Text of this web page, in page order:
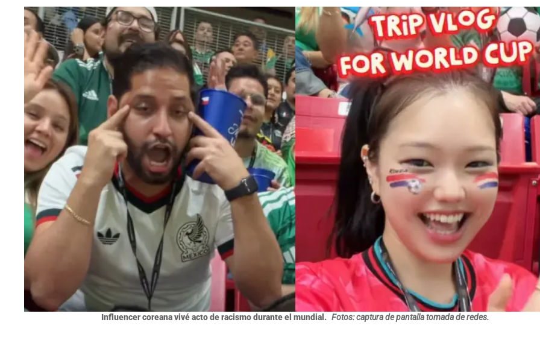
Influencer coreana vivé acto de racismo durante el mundial. Fotos: captura de pantalla tomada de redes.